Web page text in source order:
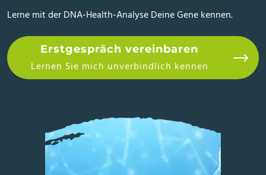
Lerne mit der DNA-Health-Analyse Deine Gene kennen.
Erstgespräch vereinbaren
Lernen Sie mich unverbindlich kennen